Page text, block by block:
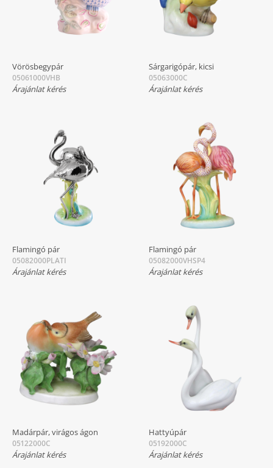
Vörösbegypár
05061000VHB
Árajánlat kérés
Sárgarigópár, kicsi
05063000C
Árajánlat kérés
Flamingó pár
05082000PLATI
Árajánlat kérés
Flamingó pár
05082000VHSP4
Árajánlat kérés
Madárpár, virágos ágon
05122000C
Árajánlat kérés
Hattyúpár
05192000C
Árajánlat kérés